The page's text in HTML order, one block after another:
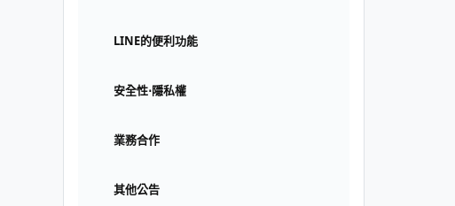
LINE的便利功能
安全性⋅隱私權
業務合作
其他公告